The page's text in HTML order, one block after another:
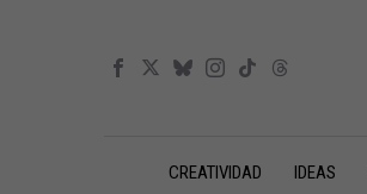
CREATIVIDAD IDEAS